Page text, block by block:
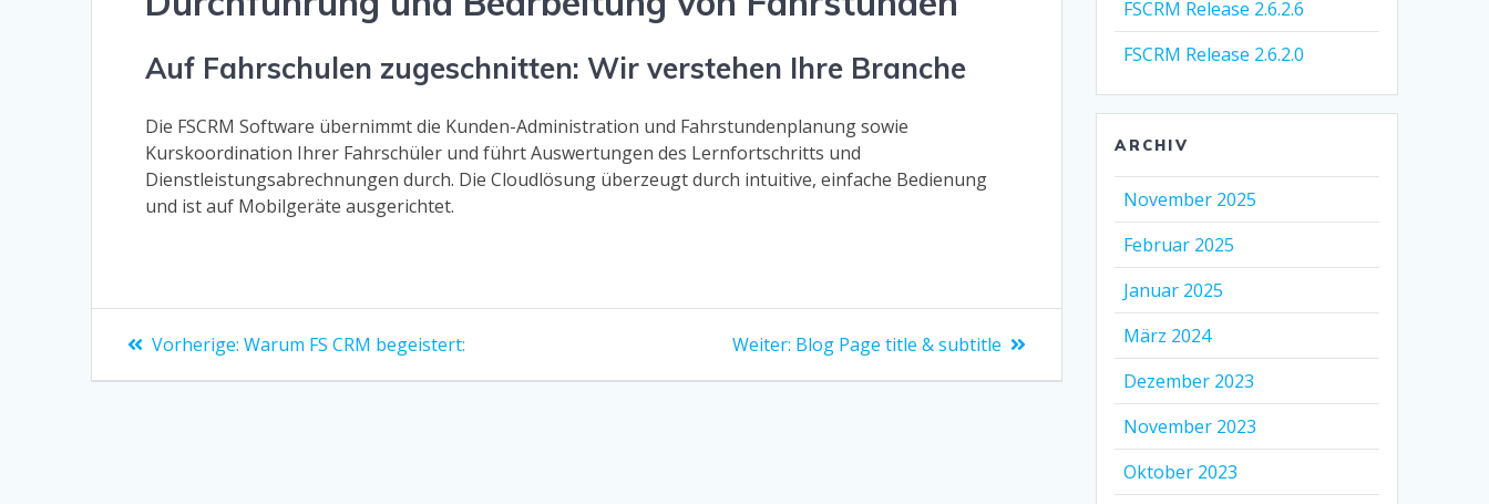
Auf Fahrschulen zugeschnitten: Wir verstehen Ihre Branche
Die FSCRM Software übernimmt die Kunden-Administration und Fahrstundenplanung sowie
Kurskoordination Ihrer Fahrschüler und führt Auswertungen des Lernfortschritts und
Dienstleistungsabrechnungen durch. Die Cloudlösung überzeugt durch intuitive, einfache Bedienung
und ist auf Mobilgeräte ausgerichtet.
Beitragsnavigation
Vorherige: Vorheriger
Warum FS CRM begeistert: Weiter: Nächster
Blog Page title & subtitle
FSCRM Release 2.6.2.6
FSCRM Release 2.6.2.0
ARCHIV
November 2025
Februar 2025
Januar 2025
März 2024
Dezember 2023
November 2023
Oktober 2023